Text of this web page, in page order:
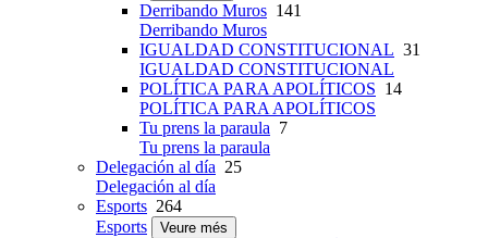
Derribando Muros 141
Derribando Muros
IGUALDAD CONSTITUCIONAL 31
IGUALDAD CONSTITUCIONAL
POLÍTICA PARA APOLÍTICOS 14
POLÍTICA PARA APOLÍTICOS
Tu prens la paraula 7
Tu prens la paraula
Delegación al día 25
Delegación al día
Esports 264
Esports
Veure més